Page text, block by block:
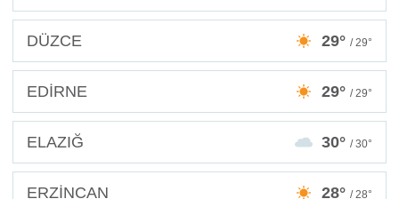
DÜZCE 29° / 29°
EDİRNE 29° / 29°
ELAZIĞ 30° / 30°
ERZİNCAN 28° / 28°